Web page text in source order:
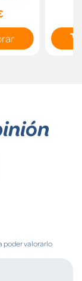
poder valorarlo